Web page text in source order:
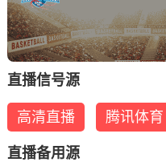
直播信号源
高清直播 腾讯体育
直播备用源